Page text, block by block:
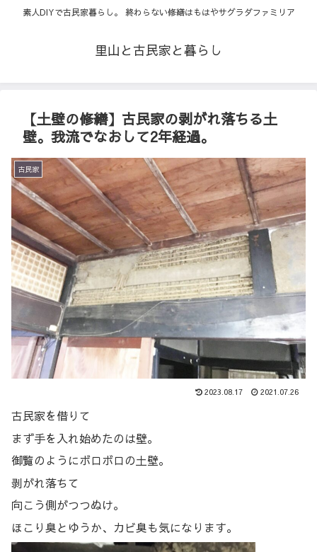
素人DIYで古民家暮らし。 終わらない修繕はもはやサグラダファミリア
里山と古民家と暮らし
【土壁の修繕】古民家の剥がれ落ちる土
壁。我流でなおして2年経過。
古民家
2023.08.17 2021.07.26
古民家を借りて
まず手を入れ始めたのは壁。
御覧のようにボロボロの土壁。
剥がれ落ちて
向こう側がつつぬけ。
ほこり臭とゆうか、カビ臭も気になります。